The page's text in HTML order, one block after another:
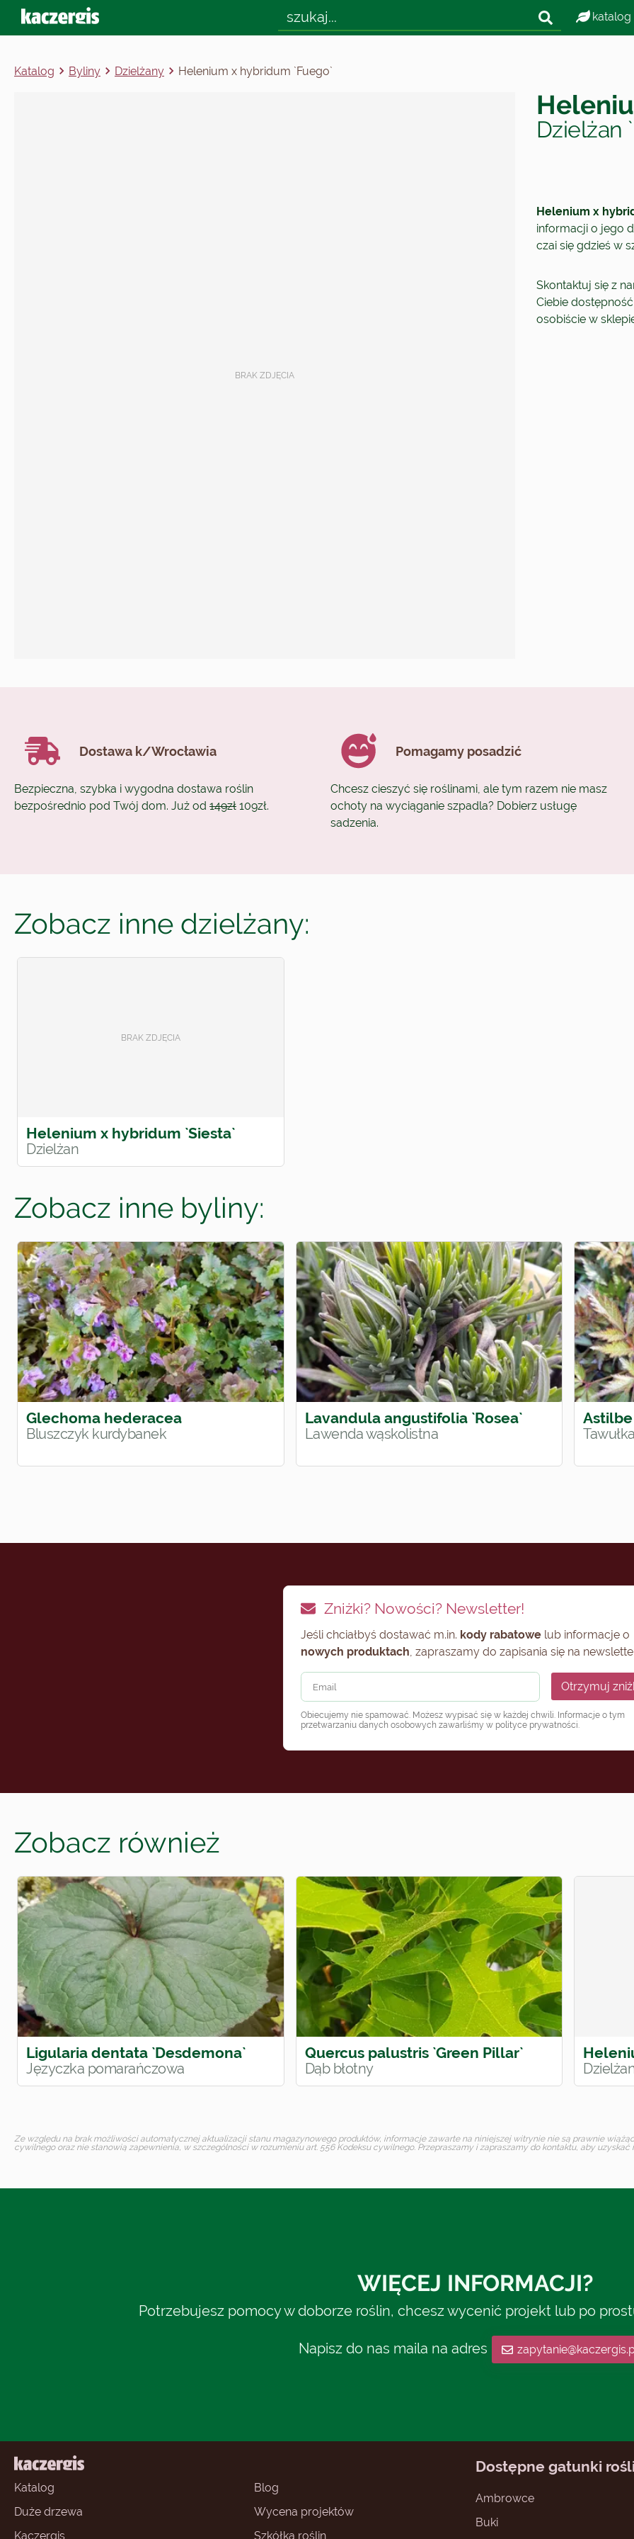
katalog
Katalog Byliny Dzielżany Helenium x hybridum `Fuego`
Dzielżan
Helenium x
informacji o jego
czai się gdzieś w
Skontaktuj się z
Ciebie
osobiście w
Dostawa k/Wrocławia
Bezpieczna, szybka i wygodna dostawa roślin
bezpośrednio pod Twój dom. Już od 149zł 109zł.
Pomagamy posadzić
Chcesz cieszyć się roślinami, ale tym razem nie masz
ochoty na wyciąganie szpadla? Dobierz usługę
sadzenia.
Zobacz inne dzielżany:
Helenium x hybridum `Siesta`
Dzielżan
Zobacz inne byliny:
Glechoma hederacea
Bluszczyk kurdybanek
Lavandula angustifolia `Rosea`
Lawenda wąskolistna
Astilbe
Zniżki? Nowości? Newsletter!
Jeśli chciałbyś dostawać m.in. kody rabatowelub informacje o
nowych produktach, zapraszamy do zapisania się na
Otrzymuj
Obiecujemy nie spamować. Możesz wypisać się w każdej chwili. Informacje o tym
przetwarzaniu danych osobowych zawarliśmy w polityce prywatności.
Zobacz również
Ligularia dentata `Desdemona`
Języczka pomarańczowa
Quercus palustris `Green Pillar`
Dąb błotny
Ze względu na brak możliwości automatycznej aktualizacji stanu magazynowego produktów, informacje zawarte na niniejszej witrynie nie są prawnie
cywilnego oraz nie stanowią zapewnienia, w szczególności w rozumieniu art. 556 Kodeksu cywilnego. Przepraszamy i zapraszamy do kontaktu, aby
WIĘCEJ INFORMACJI?
Potrzebujesz pomocy w doborze roślin, chcesz wycenić projekt lub po
Napisz do nas maila na adres
Katalog
Blog
Duże drzewa
Wycena projektów
Kaczergis
Szkółka roślin
Dostępne gatunki
Ambrowce
Buki